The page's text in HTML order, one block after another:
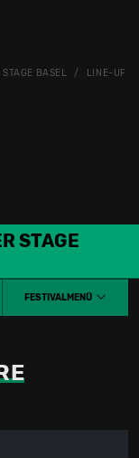
STAGE BASEL LINE-UP
STAGE
FESTIVALMENÜ